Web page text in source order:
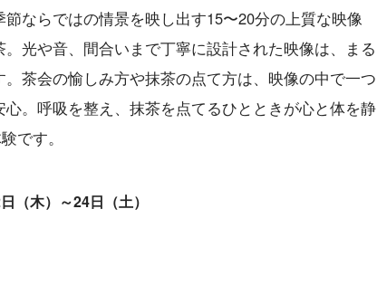
ならではの情景を映し出す15〜20分の上質な映像
光や音、間合いまで丁寧に設計された映像は、まる
茶会の愉しみ方や抹茶の点て方は、映像の中で一つ
。呼吸を整え、抹茶を点てるひとときが心と体を静
です。
（木）～24日（土）